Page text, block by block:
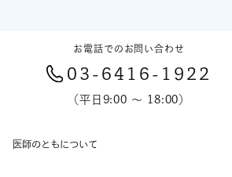
お電話でのお問い合わせ
03-6416-1922
（平日9:00 〜 18:00）
医師のともについて